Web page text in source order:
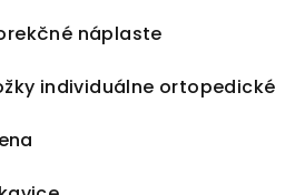
náplaste
individuálne ortopedické